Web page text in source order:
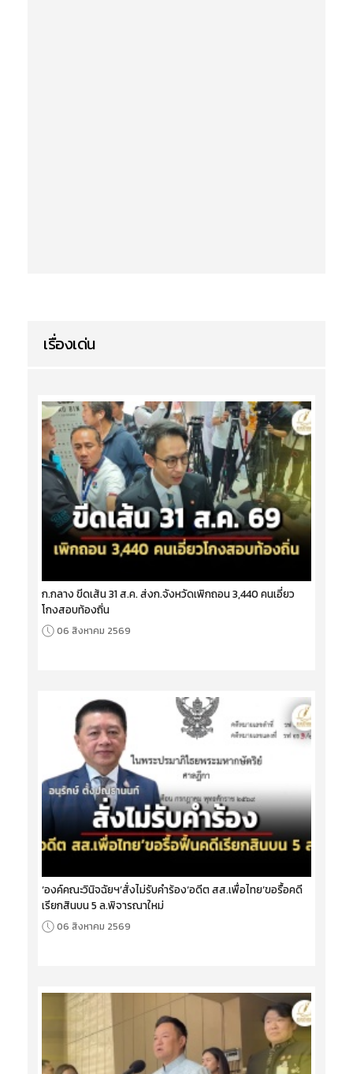
เรื่องเด่น
ก.กลาง ขีดเส้น 31 ส.ค. ส่งก.จังหวัดเพิกถอน 3,440 คนเอี่ยว
โกงสอบท้องถิ่น
06 สิงหาคม 2569
‘องค์คณะวินิจฉัยฯ’สั่งไม่รับคำร้อง‘อดีต สส.เพื่อไทย’ขอรื้อคดี
เรียกสินบน 5 ล.พิจารณาใหม่
06 สิงหาคม 2569